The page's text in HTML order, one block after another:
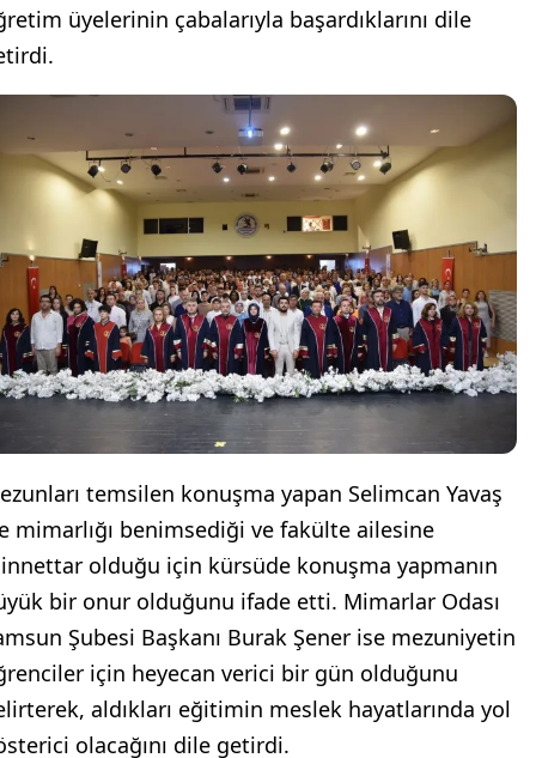
üyelerinin çabalarıyla başardıklarını dile
temsilen konuşma yapan Selimcan Yavaş
mimarlığı benimsediği ve fakülte ailesine
olduğu için kürsüde konuşma yapmanın
bir onur olduğunu ifade etti. Mimarlar Odası
Şubesi Başkanı Burak Şener ise mezuniyetin
için heyecan verici bir gün olduğunu
aldıkları eğitimin meslek hayatlarında yol
olacağını dile getirdi.